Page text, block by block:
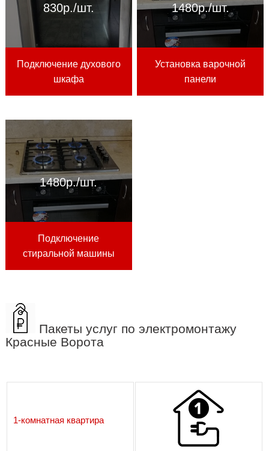
830р./шт.
Подключение духового
шкафа
1480р./шт.
Установка варочной
панели
1480р./шт.
Подключение
стиральной машины
Пакеты услуг по электромонтажу
Красные Ворота
1-комнатная квартира